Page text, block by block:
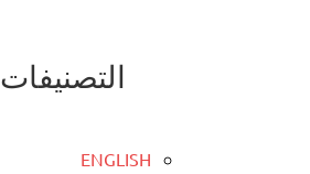
التصنيفات
ENGLISH